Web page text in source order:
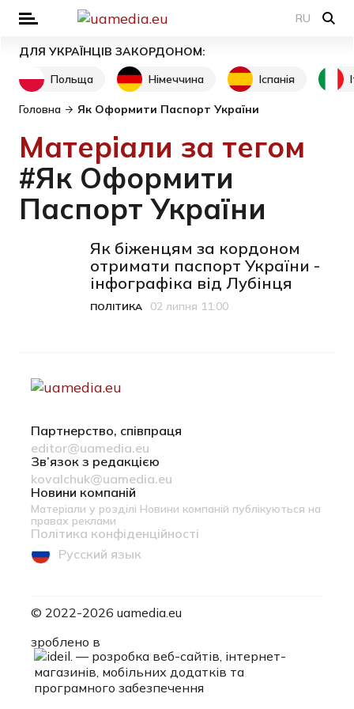
RU
ДЛЯ УКРАЇНЦІВ ЗАКОРДОНОМ:
Польща
Німеччина Іспанія
Головна Як Оформити Паспорт України
Матеріали за тегом
#Як Оформити
Паспорт України
Як біженцям за кордоном
отримати паспорт України -
інфографіка від Лубінця
Категорія
ПОЛІТИКА
Дата публікації
02 липня 11:00
Партнерство, співпраця
editor@uamedia.eu
Зв’язок з редакцією
kovalchuk@uamedia.eu
Новини компаній
Матеріали у розділі Новини компаній публікуються на
правах реклами
Політика конфіденційності
Русский язык
© 2022-2026 uamedia.eu
зроблено в